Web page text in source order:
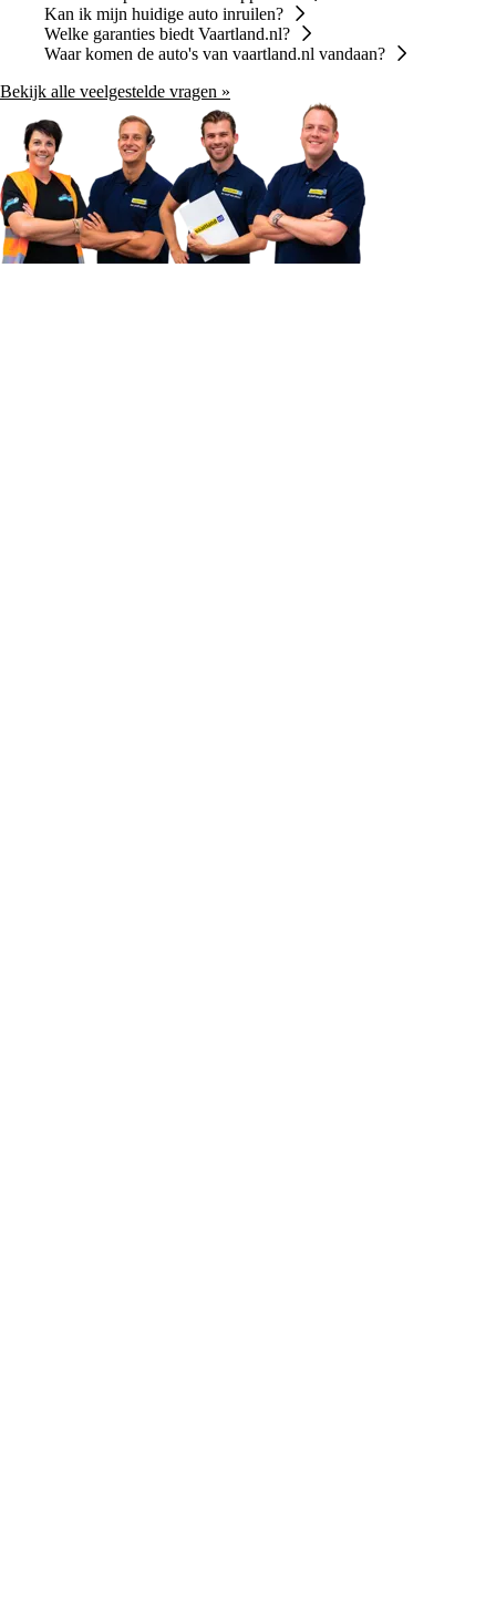
Kan ik mijn huidige auto inruilen?
Welke garanties biedt Vaartland.nl?
Waar komen de auto's van vaartland.nl vandaan?
Bekijk alle veelgestelde vragen »